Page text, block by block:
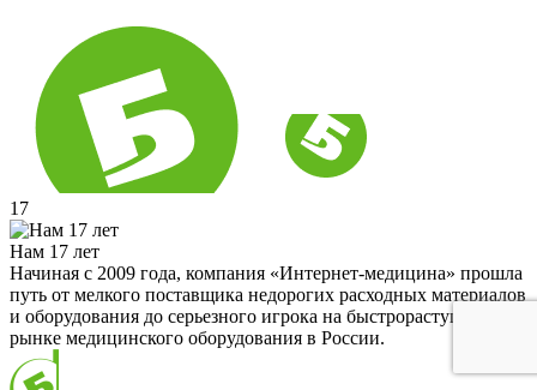
17
Нам 17 лет
Начиная с 2009 года, компания «Интернет-медицина» прошла
путь от мелкого поставщика недорогих расходных материалов
и оборудования до серьезного игрока на быстрорастущем
рынке медицинского оборудования в России.